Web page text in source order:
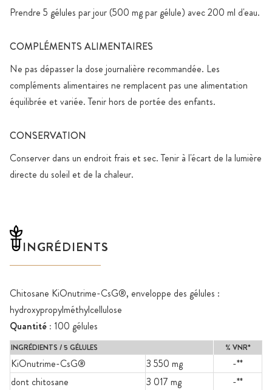
Prendre 5 gélules par jour (500 mg par gélule) avec 200 ml d'eau.
COMPLÉMENTS ALIMENTAIRES
Ne pas dépasser la dose journalière recommandée. Les
compléments alimentaires ne remplacent pas une alimentation
équilibrée et variée. Tenir hors de portée des enfants.
CONSERVATION
Conserver dans un endroit frais et sec. Tenir à l'écart de la lumière
directe du soleil et de la chaleur.
INGRÉDIENTS
Chitosane KiOnutrime-CsG®, enveloppe des gélules :
hydroxypropylméthylcellulose
Quantité : 100 gélules
INGRÉDIENTS / 5 GÉLULES % VNR*
KiOnutrime-CsG® 3 550 mg
-**
dont chitosane
3 017 mg
-**